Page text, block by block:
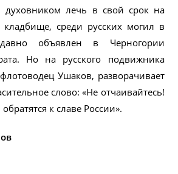
духовником лечь в свой срок на
кладбище, среди русских могил в
объявлен в Черногории
Но на русского подвижника
Ушаков, разворачивает
слово: «Не отчаивайтесь!
к славе России».